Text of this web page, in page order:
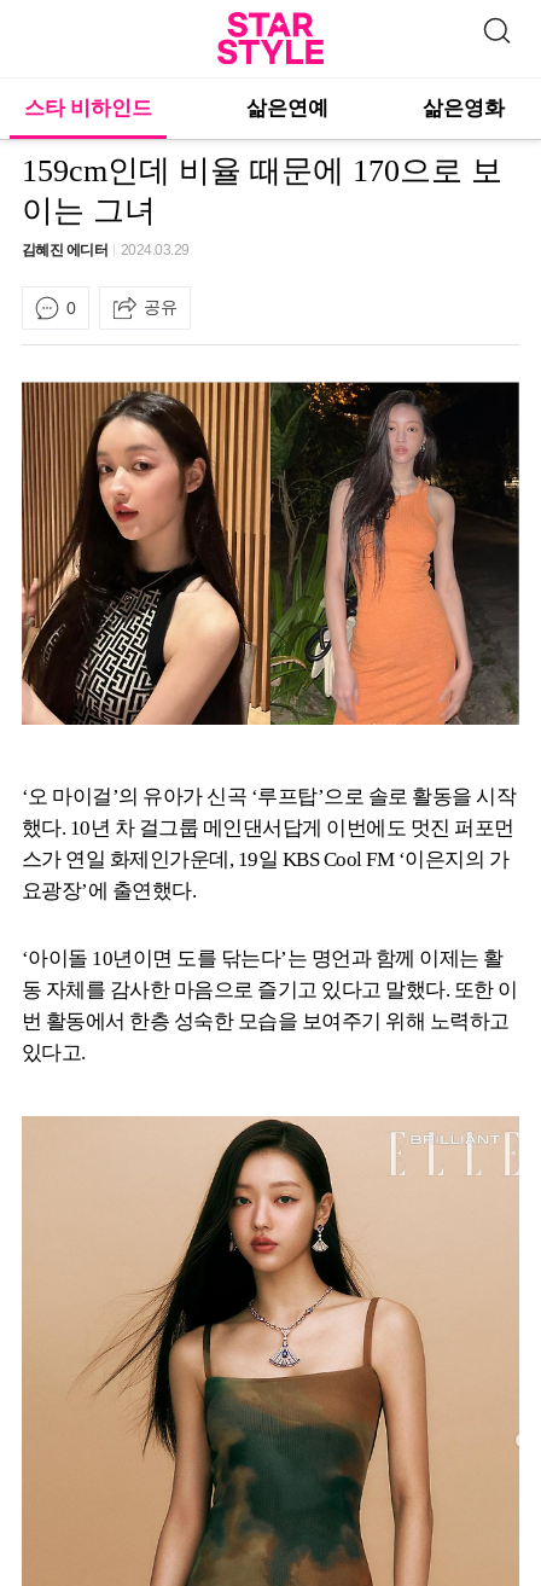
스타 비하인드 삶은연예 삶은영화
159cm인데 비율 때문에 170으로 보
이는 그녀
김혜진 에디터 2024.03.29
0 공유
‘오 마이걸’의 유아가 신곡 ‘루프탑’으로 솔로 활동을 시작
했다. 10년 차 걸그룹 메인댄서답게 이번에도 멋진 퍼포먼
스가 연일 화제인가운데, 19일 KBS Cool FM ‘이은지의 가
요광장’에 출연했다.
‘아이돌 10년이면 도를 닦는다’는 명언과 함께 이제는 활
동 자체를 감사한 마음으로 즐기고 있다고 말했다. 또한 이
번 활동에서 한층 성숙한 모습을 보여주기 위해 노력하고
있다고.